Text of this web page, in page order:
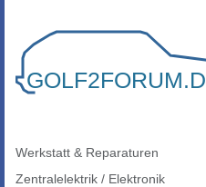
Werkstatt & Reparaturen
Zentralelektrik / Elektronik